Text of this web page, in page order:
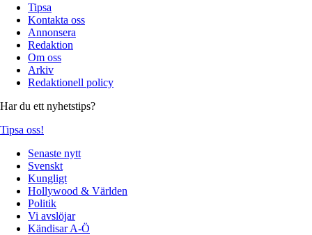
Tipsa
Kontakta oss
Annonsera
Redaktion
Om oss
Arkiv
Redaktionell policy
Har du ett nyhetstips?
Tipsa oss!
Senaste nytt
Svenskt
Kungligt
Hollywood & Världen
Politik
Vi avslöjar
Kändisar A-Ö